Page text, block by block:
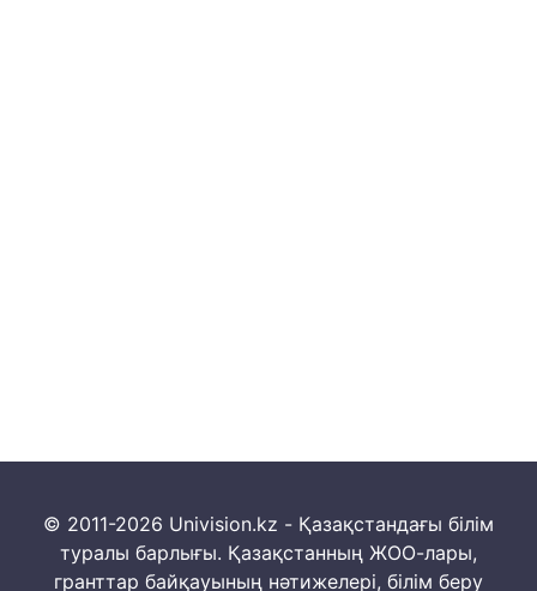
© 2011-2026 Univision.kz - Қазақстандағы білім
туралы барлығы. Қазақстанның ЖОО-лары,
гранттар байқауының нәтижелері, білім беру